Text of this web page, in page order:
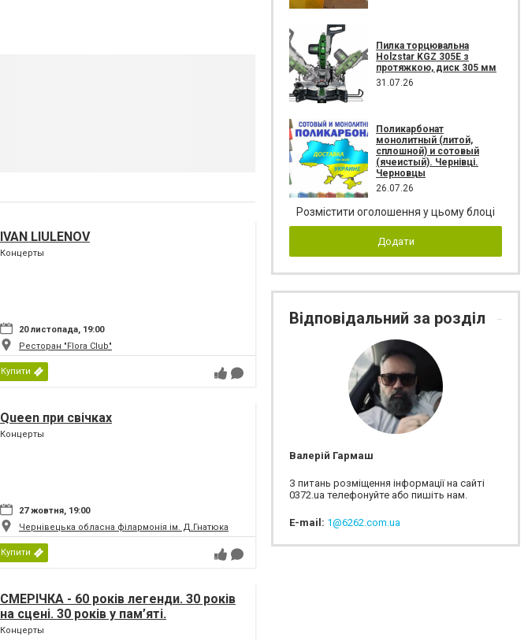
IVAN LIULENOV
Концерты
20 листопада, 19:00
Ресторан "Flora Club"
Купити
Queen при свічках
Концерты
27 жовтня, 19:00
Чернівецька обласна філармонія ім. Д.Гнатюка
Купити
СМЕРІЧКА - 60 років легенди. 30 років
на сцені. 30 років у пам’яті.
Концерты
Пилка торцювальна
Holzstar KGZ 305E з
протяжкою, диск 305 мм
31.07.26
Поликарбонат
монолитный (литой,
сплошной) и сотовый
(ячеистый). Чернівці.
Черновцы
26.07.26
Розмістити оголошення у цьому блоці
Додати
Відповідальний за розділ
Валерій Гармаш
З питань розміщення інформації на сайті
0372.ua телефонуйте або пишіть нам.
E-mail: 1@6262.com.ua